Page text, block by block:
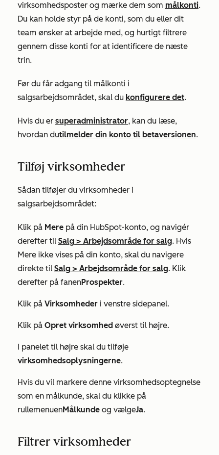
virksomhedsposter og mærke dem som målkonti.
Du kan holde styr på de konti, som du eller dit
team ønsker at arbejde med, og hurtigt filtrere
gennem disse konti for at identificere de næste
trin.
Før du får adgang til målkonti i
salgsarbejdsområdet, skal du konfigurere det.
Hvis du er superadministrator, kan du læse,
hvordan dutilmelder din konto til betaversionen.
Tilføj virksomheder
Sådan tilføjer du virksomheder i
salgsarbejdsområdet:
Klik på Mere på din HubSpot-konto, og navigér
derefter til Salg > Arbejdsområde for salg. Hvis
Mere ikke vises på din konto, skal du navigere
direkte til Salg > Arbejdsområde for salg. Klik
derefter på fanenProspekter.
Klik på Virksomheder i venstre sidepanel.
Klik på Opret virksomhed øverst til højre.
I panelet til højre skal du tilføje
virksomhedsoplysningerne.
Hvis du vil markere denne virksomhedsoptegnelse
som en målkunde, skal du klikke på
rullemenuenMålkunde og vælgeJa.
Filtrer virksomheder